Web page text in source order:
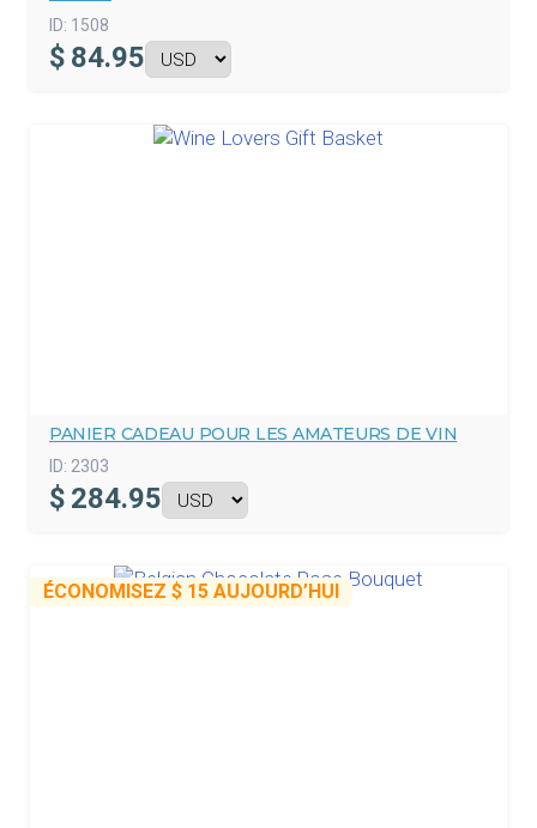
ID: 1508
$ 84.95
PANIER CADEAU POUR LES AMATEURS DE VIN
ID: 2303
$ 284.95
ÉCONOMISEZ $ 15 AUJOURD’HUI